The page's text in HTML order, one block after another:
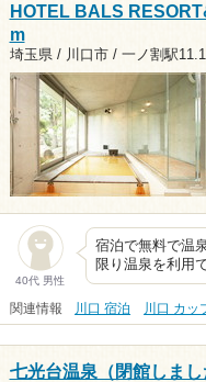
HOTEL BALS
m
埼玉県 / 川口市 / 一ノ割駅
40代 男性
宿泊で無料で温
限り温泉を利用
関連情報 川口 宿泊 川口 カッ
七光台温泉（閉館しまし